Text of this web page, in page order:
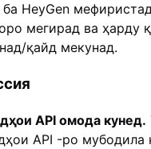
HeyGen
мегирад ва ҳарду
қайд мекунад.
API омода кунед.
API -ро мубодила